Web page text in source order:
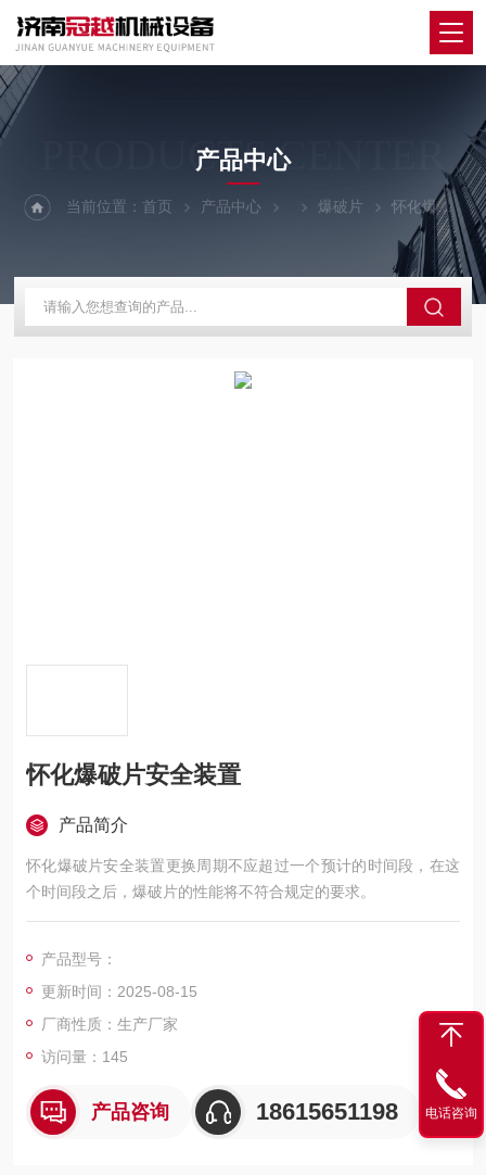
PRODUCTS CENTER
产品中心
当前位置：首页 产品中心 爆破片 怀化爆破片安全装置
怀化爆破片安全装置
产品简介
怀化爆破片安全装置更换周期不应超过一个预计的时间段，在这
个时间段之后，爆破片的性能将不符合规定的要求。
产品型号：
更新时间：2025-08-15
厂商性质：生产厂家
访问量：145
产品咨询 18615651198 电话咨询